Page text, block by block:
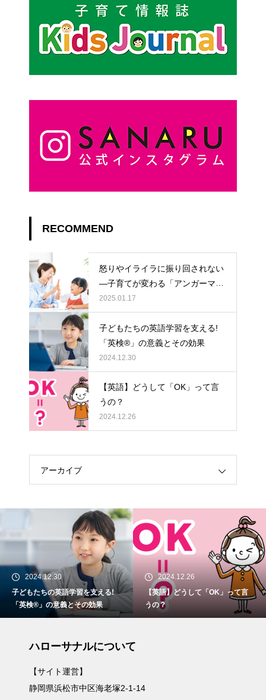
RECOMMEND
怒りやイライラに振り回されない
―子育てが変わる「アンガーマネ
ジメント」
2025.01.17
子どもたちの英語学習を支える!
「英検®」の意義とその効果
2024.12.30
【英語】どうして「OK」って言
うの？
2024.12.26
アーカイブ
2024.12.30
子どもたちの英語学習を支える!
「英検®」の意義とその効果
2024.12.26
【英語】どうして「OK」って言
うの？
ハローサナルについて
【サイト運営】
静岡県浜松市中区海老塚2-1-14